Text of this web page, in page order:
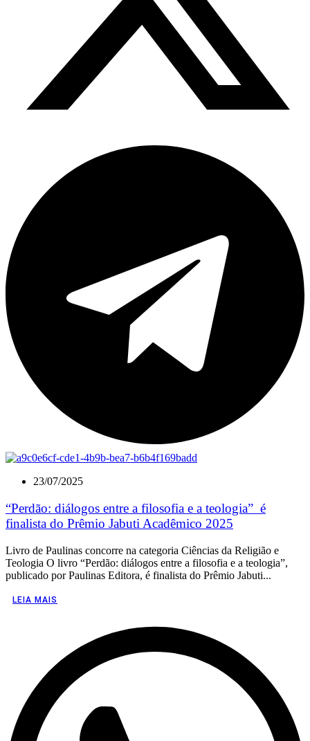
23/07/2025
“Perdão: diálogos entre a filosofia e a teologia” é
finalista do Prêmio Jabuti Acadêmico 2025
Livro de Paulinas concorre na categoria Ciências da Religião e
Teologia O livro “Perdão: diálogos entre a filosofia e a teologia”,
publicado por Paulinas Editora, é finalista do Prêmio Jabuti...
LEIA MAIS